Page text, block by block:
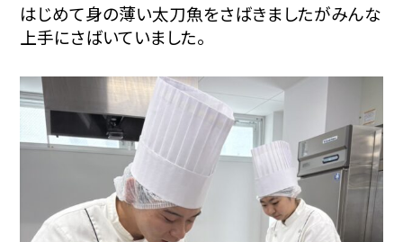
はじめて身の薄い太刀魚をさばきましたがみんな
上手にさばいていました。